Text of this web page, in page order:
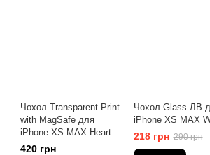
Чохол Transparent Print
with MagSafe для
iPhone XS MAX Hearts
Black
420 грн
Чохол Glass ЛВ
iPhone XS MAX
218 грн 290 грн